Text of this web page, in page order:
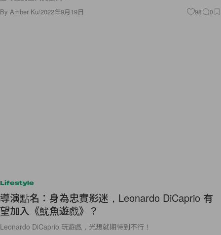
By Amber Ku/2022年9月19日 98 0
Lifestyle
導演點名：身為忠實影迷，Leonardo DiCaprio 有
望加入《魷魚遊戲》？
Leonardo DiCaprio 玩遊戲，光想就期待到不行！